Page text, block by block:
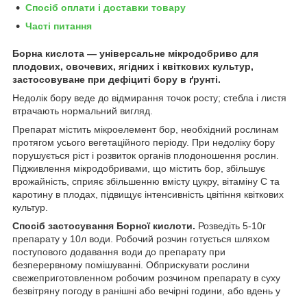
Спосіб оплати і доставки товару
Часті питання
Борна кислота — універсальне мікродобриво для
плодових, овочевих, ягідних і квіткових культур,
застосовуване при дефіциті бору в ґрунті.
Недолік бору веде до відмирання точок росту; стебла і листя
втрачають нормальний вигляд.
Препарат містить мікроелемент бор, необхідний рослинам
протягом усього вегетаційного періоду. При недоліку бору
порушується ріст і розвиток органів плодоношення рослин.
Підживлення мікродобривами, що містить бор, збільшує
врожайність, сприяє збільшенню вмісту цукру, вітаміну С та
каротину в плодах, підвищує інтенсивність цвітіння квіткових
культур.
Спосіб застосування Борної кислоти. Розведіть 5-10г
препарату у 10л води. Робочий розчин готується шляхом
поступового додавання води до препарату при
безперервному помішуванні. Обприскувати рослини
свежеприготовленном робочим розчином препарату в суху
безвітряну погоду в ранішні або вечірні години, або вдень у